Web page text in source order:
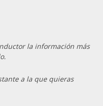
la información más
a la que quieras